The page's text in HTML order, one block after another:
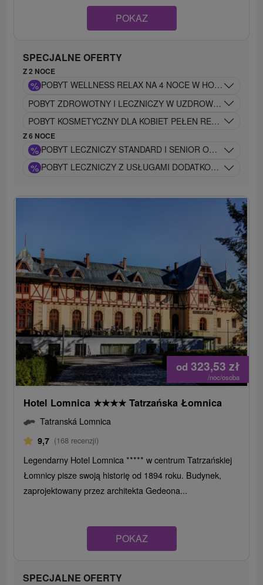
POKAZ
SPECJALNE OFERTY
Z 2 NOCE
% POBYT WELLNESS RELAX NA 4 NOCE W HOTELU
POBYT ZDROWOTNY I LECZNICZY W UZDROWISKU –
POBYT KOSMETYCZNY DLA KOBIET PEŁEN RELAKSU,
Z 6 NOCE
% POBYT LECZNICZY STANDARD I SENIOR OD 60 LAT /
% POBYT LECZNICZY Z USŁUGAMI DODATKOWYMI DLA
od 323,53 zł
/noc/osoba
Hotel Lomnica ★★★★ Tatrzańska Łomnica
Tatranská Lomnica
9,7 (168 recenzji)
Legendarny Hotel Lomnica ***** w centrum Tatrzańskiej
Łomnicy pisze swoją historię od 1894 roku. Budynek,
zaprojektowany przez architekta Gedeona...
POKAZ
SPECJALNE OFERTY